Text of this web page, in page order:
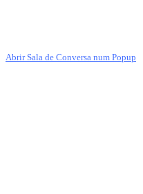
Abrir Sala de Conversa num Popup